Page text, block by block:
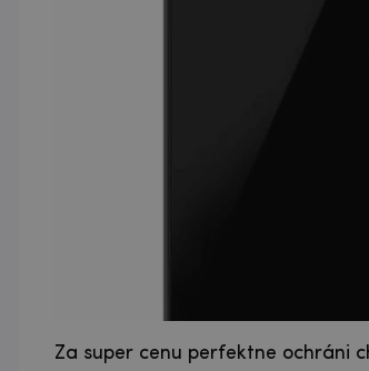
Za super cenu perfektne ochráni